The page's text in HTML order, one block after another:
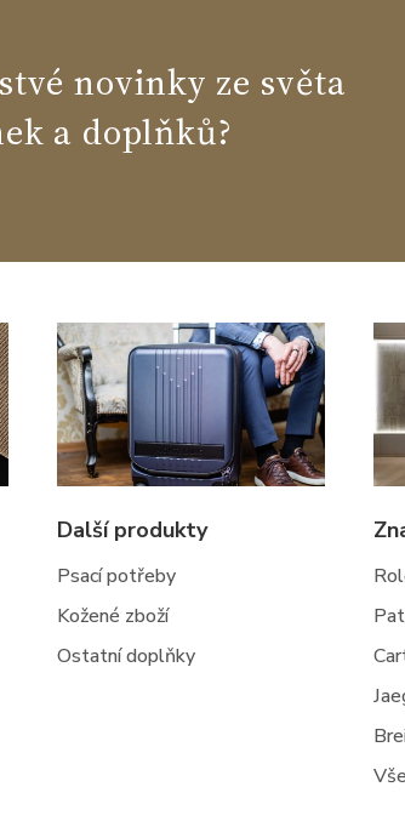
novinky ze světa
a doplňků?
Další produkty
Psací potřeby
Kožené zboží
Ostatní doplňky